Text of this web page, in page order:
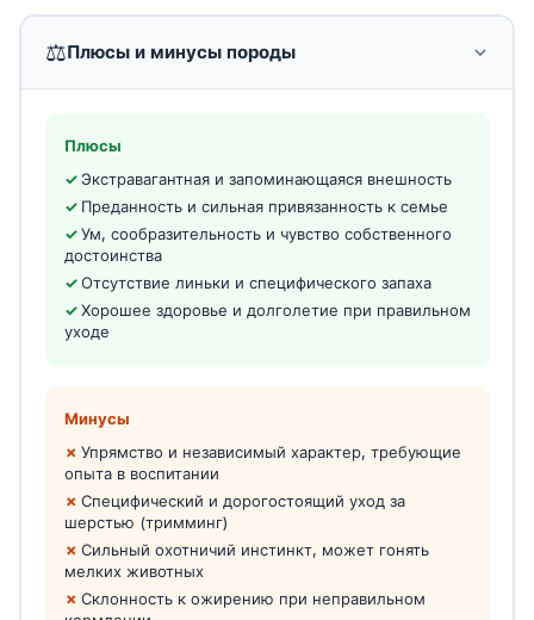
⚖️Плюсы и минусы породы
Плюсы
Экстравагантная и запоминающаяся внешность
Преданность и сильная привязанность к семье
Ум, сообразительность и чувство собственного
достоинства
Отсутствие линьки и специфического запаха
Хорошее здоровье и долголетие при правильном
уходе
Минусы
Упрямство и независимый характер, требующие
опыта в воспитании
Специфический и дорогостоящий уход за
шерстью (тримминг)
Сильный охотничий инстинкт, может гонять
мелких животных
Склонность к ожирению при неправильном